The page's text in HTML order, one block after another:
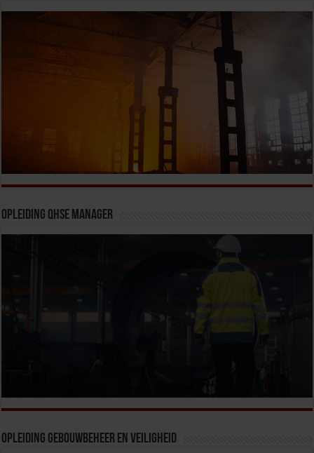
Opleiding QHSE Manager
Opleiding Gebouwbeheer en veiligheid